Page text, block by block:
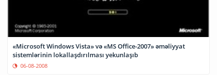
«Microsoft Windows Vista» və «MS Office-2007» əməliyyat
sistemlərinin lokallaşdırılması yekunlaşıb
06-08-2008